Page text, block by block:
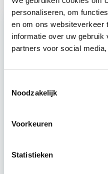
personaliseren, om
en om ons websiteverkeer
informatie over uw gebruik
partners voor social
Noodzakelijk
Voorkeuren
Statistieken
Relevant
De belangrijkste
woonruimte komen
praktijkvaardigheden,